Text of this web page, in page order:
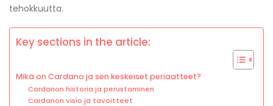
tehokkuutta.
Key sections in the article:
Mikä on Cardano ja sen keskeiset periaatteet?
Cardanon historia ja perustaminen
Cardanon visio ja tavoitteet